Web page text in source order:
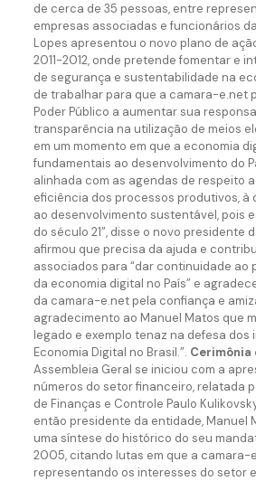
de cerca de 35 pessoas, entre
empresas associadas e funcionários
Lopes apresentou o novo plano de
2011-2012, onde pretende fomentar e
de segurança e sustentabilidade na
de trabalhar para que a camara-e.net
Poder Público a aumentar sua
transparência na utilização de meios
em um momento em que a economia
fundamentais ao desenvolvimento do
alinhada com as agendas de respeito
eficiência dos processos produtivos, à
ao desenvolvimento sustentável, pois
do século 21”, disse o novo presidente
afirmou que precisa da ajuda e
associados para “dar continuidade ao
da economia digital no País” e
da camara-e.net pela confiança e
agradecimento ao Manuel Matos que
legado e exemplo tenaz na defesa dos
Economia Digital no Brasil.”. Cerimônia
Assembleia Geral se iniciou com a
números do setor financeiro, relatada
de Finanças e Controle Paulo
então presidente da entidade, Manuel
uma síntese do histórico do seu
2005, citando lutas em que a camara-
representando os interesses do setor